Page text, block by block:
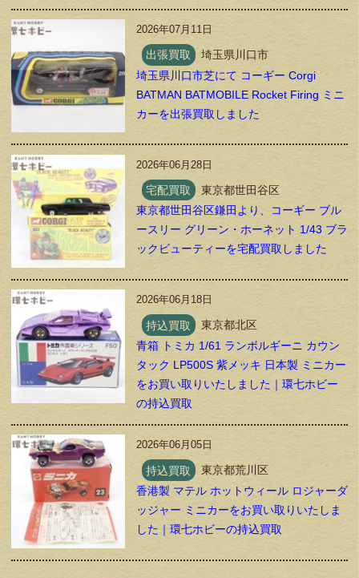
2026年07月11日
出張買取
埼玉県川口市
埼玉県川口市芝にて コーギー Corgi
BATMAN BATMOBILE Rocket Firing ミニ
カーを出張買取しました
2026年06月28日
宅配買取
東京都世田谷区
東京都世田谷区鎌田より、コーギー ブル
ースリー グリーン・ホーネット 1/43 ブラ
ックビューティーを宅配買取しました
2026年06月18日
持込買取
東京都北区
青箱 トミカ 1/61 ランボルギーニ カウン
タック LP500S 紫メッキ 日本製 ミニカー
をお買い取りいたしました｜環七ホビー
の持込買取
2026年06月05日
持込買取
東京都荒川区
香港製 マテル ホットウィール ロジャーダ
ッジャー ミニカーをお買い取りいたしま
した｜環七ホビーの持込買取